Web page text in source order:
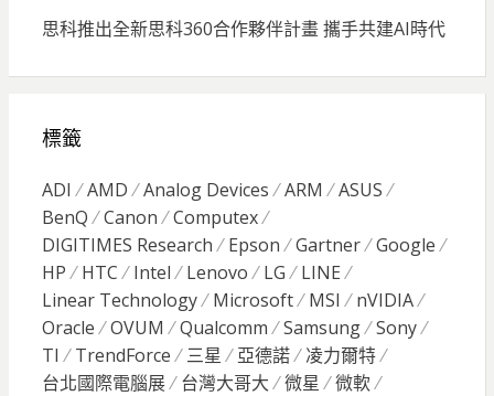
思科推出全新思科360合作夥伴計畫 攜手共建AI時代
標籤
ADI AMD Analog Devices ARM
ASUS
BenQ
Canon
Computex
DIGITIMES Research
Epson Gartner
Google
HP
HTC Intel Lenovo LG
LINE
Linear Technology
Microsoft MSI
nVIDIA
Oracle
OVUM Qualcomm Samsung
Sony
TI
TrendForce 三星 亞德諾
凌力爾特
台北國際電腦展
台灣大哥大 微星
微軟